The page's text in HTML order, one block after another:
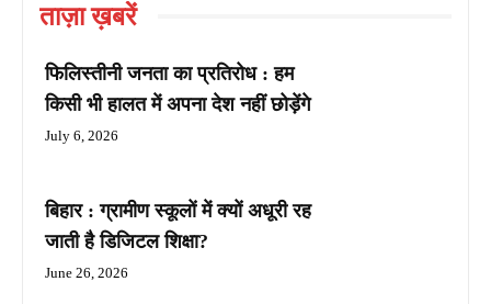
ताज़ा ख़बरें
फिलिस्तीनी जनता का प्रतिरोध : हम
किसी भी हालत में अपना देश नहीं छोड़ेंगे
July 6, 2026
बिहार : ग्रामीण स्कूलों में क्यों अधूरी रह
जाती है डिजिटल शिक्षा?
June 26, 2026